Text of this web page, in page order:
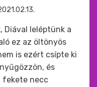
Diával leléptünk a
ez az öltönyös
is ezért csípte ki
és
fekete necc